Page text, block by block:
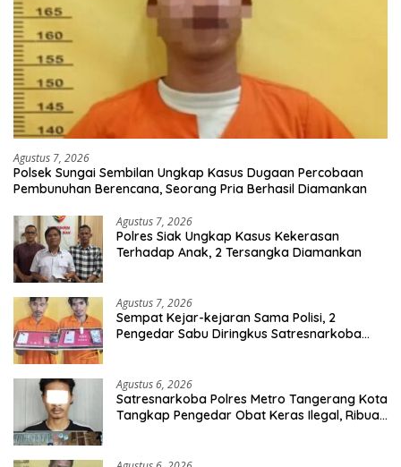
Agustus 7, 2026
Polsek Sungai Sembilan Ungkap Kasus Dugaan Percobaan
Pembunuhan Berencana, Seorang Pria Berhasil Diamankan
Agustus 7, 2026
Polres Siak Ungkap Kasus Kekerasan
Terhadap Anak, 2 Tersangka Diamankan
Agustus 7, 2026
Sempat Kejar-kejaran Sama Polisi, 2
Pengedar Sabu Diringkus Satresnarkoba
Agustus 6, 2026
Satresnarkoba Polres Metro Tangerang Kota
Tangkap Pengedar Obat Keras Ilegal, Ribuan